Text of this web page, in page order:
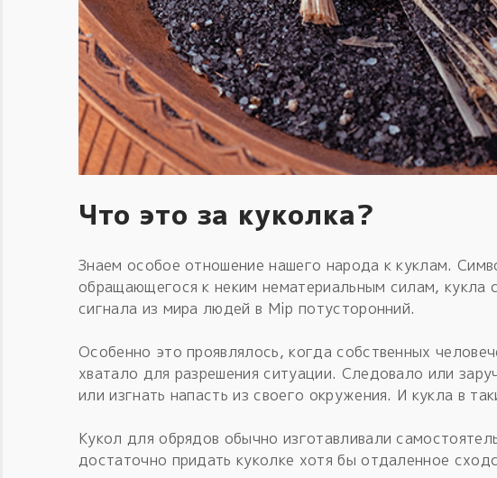
Что это за куколка?
Знаем особое отношение нашего народа к куклам.
обращающегося к неким нематериальным силам, кукла
сигнала из мира людей в Мiр потусторонний.
Особенно это проявлялось, когда собственных
хватало для разрешения ситуации. Следовало или
или изгнать напасть из своего окружения. И кукла в
Кукол для обрядов обычно изготавливали
достаточно придать куколке хотя бы отдаленное